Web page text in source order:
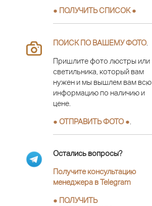
● ПОЛУЧИТЬ СПИСОК ●
ПОИСК ПО ВАШЕМУ ФОТО
Пришлите фото люстры или
светильника, который вам
нужен и мы вышлем вам всю
информацию по наличию и
цене.
● ОТПРАВИТЬ ФОТО ●
Остались вопросы?
Получите консультацию
менеджера в Telegram
● ПОЛУЧИТЬ